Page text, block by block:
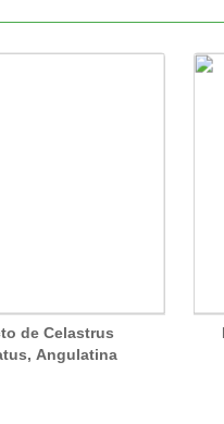
de Celastrus
Angulatina